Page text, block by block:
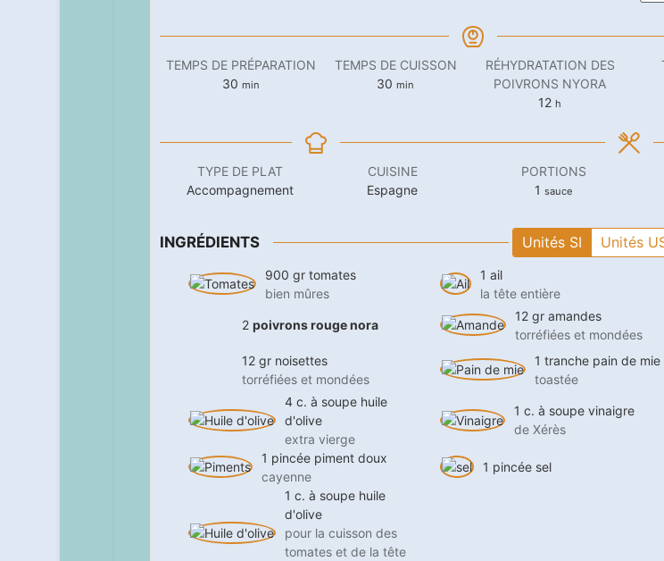
TEMPS DE PRÉPARATION
30 minutes
min
TEMPS DE CUISSON
30 minutes
min
RÉHYDRATATION DES
POIVRONS NYORA
12heures
h
TYPE DE PLAT
Accompagnement
CUISINE
Espagne
PORTIONS
1 sauce
INGRÉDIENTS Unités SI Unités
900 gr tomates
bien mûres
1 ail
la tête entière
2 poivrons rouge nora
12 gr amandes
torréfiées et mondées
12 gr noisettes
torréfiées et mondées
1 tranche pain de mie
toastée
4 c. à soupe huile
d'olive
extra vierge
1 c. à soupe vinaigre
de Xérès
1 pincée piment doux
cayenne
1 pincée sel
1 c. à soupe huile
d'olive
pour la cuisson des
tomates et de la tête